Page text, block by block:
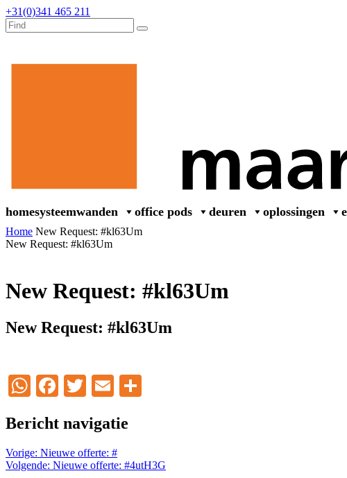
+31(0)341 465 211
homesysteemwanden office pods deuren oplossingen
Home New Request: #kl63Um
New Request: #kl63Um
New Request: #kl63Um
New Request: #kl63Um
WhatsApp
Facebook
TwitterEmail
Bericht navigatie
Vorige: Nieuwe offerte: #
Volgende: Nieuwe offerte: #4utH3G